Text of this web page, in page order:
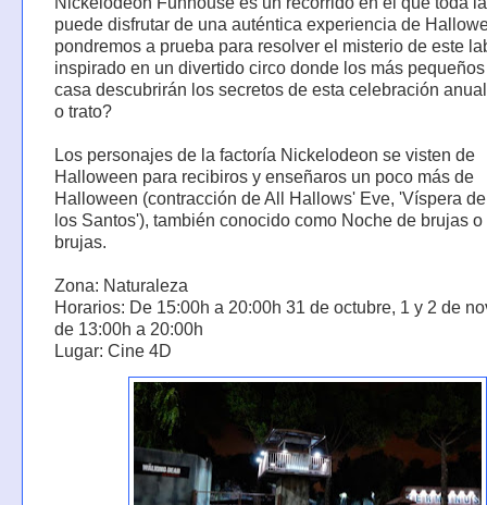
puede disfrutar de una auténtica experiencia de
pondremos a prueba para resolver el misterio de este
inspirado en un divertido circo donde los más
casa descubrirán los secretos de esta celebración
o trato?
Los personajes de la factoría Nickelodeon se visten de
Halloween para recibiros y enseñaros un poco más de
Halloween (contracción de All Hallows' Eve, 'Víspera
los Santos'), también conocido como Noche de brujas
brujas.
Zona: Naturaleza
Horarios: De 15:00h a 20:00h 31 de octubre, 1 y 2 de
de 13:00h a 20:00h
Lugar: Cine 4D